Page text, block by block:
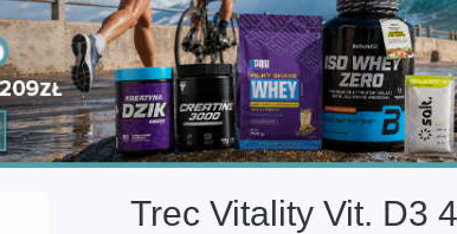
Trec Vitality Vit. D3